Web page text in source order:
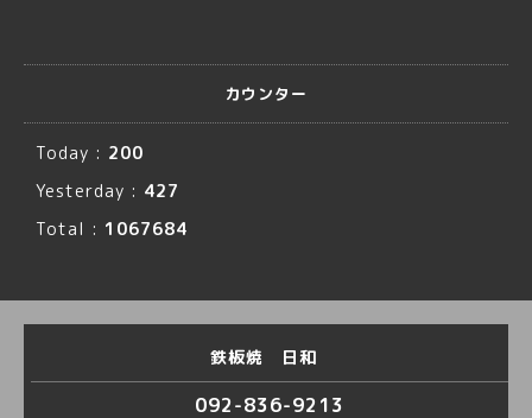
カウンター
Today : 200
Yesterday : 427
Total : 1067684
鉄板焼 日和
092-836-9213